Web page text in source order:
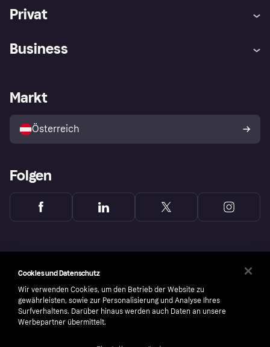
Privat
Shops entdecken
Business
Händlerportal
Markt
Österreich
Folgen
Cookies und Datenschutz
Wir verwenden Cookies, um den Betrieb der Website zu
gewährleisten, sowie zur Personalisierung und Analyse Ihres
Surfverhaltens. Darüber hinaus werden auch Daten an unsere
Werbepartner übermittelt.